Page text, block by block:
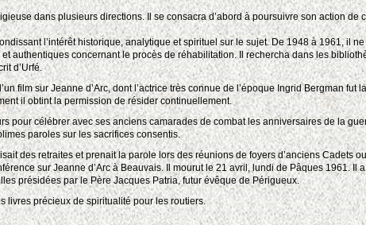
dans plusieurs directions. Il se consacra d’abord à poursuivre son action de
l’intérêt historique, analytique et spirituel sur le sujet. De 1948 à 1961, il
authentiques concernant le procès de réhabilitation. Il rechercha dans les
d’Urfé.
film sur Jeanne d’Arc, dont l’actrice très connue de l’époque Ingrid Bergman fut
il obtint la permission de résider continuellement.
pour célébrer avec ses anciens camarades de combat les anniversaires de la
paroles sur les sacrifices consentis.
des retraites et prenait la parole lors des réunions de foyers d’anciens Cadets
sur Jeanne d’Arc à Beauvais. Il mourut le 21 avril, lundi de Pâques 1961. Il
présidées par le Père Jacques Patria, futur évêque de Périgueux.
livres précieux de spiritualité pour les routiers.